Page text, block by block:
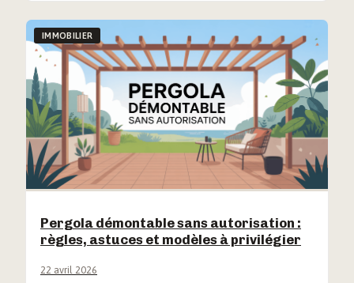
IMMOBILIER
Pergola démontable sans autorisation :
règles, astuces et modèles à privilégier
22 avril 2026